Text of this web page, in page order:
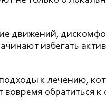
движений,
избегать
к лечению,
обратиться к